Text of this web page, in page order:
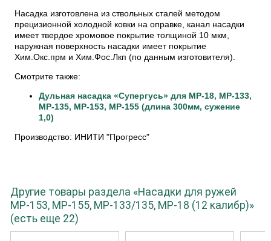
Насадка изготовлена из ствольных сталей методом
прецизионной холодной ковки на оправке, канал насадки
имеет твердое хромовое покрытие толщиной 10 мкм,
наружная поверхность насадки имеет покрытие
Хим.Окс.прм и Хим.Фос.Лкп (по данным изготовителя).
Смотрите также:
Дульная насадка «Супергусь» для МР-18, МР-133,
МР-135, МР-153, МР-155 (длина 300мм, сужение
1,0)
Производство: ИНИТИ "Прогресс"
Другие товары раздела «Насадки для ружей
МР-153, МР-155, МР-133/135, МР-18 (12 калибр)»
(есть еще 22)